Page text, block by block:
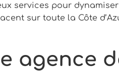
services pour
sur toute la Côte
agence